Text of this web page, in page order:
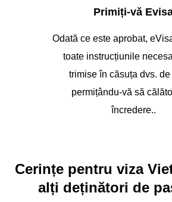
Primiți-vă
Odată ce este aprobat,
toate instrucțiunile
trimise în căsuța dvs.
permițându-vă să
încredere..
Cerințe pentru viza
alți deținători de